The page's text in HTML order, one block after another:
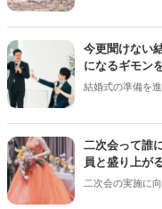
色々なことへの
クして準備を進
今更聞けない
になるギモン
結婚式の準備を
がある人は多い
ん。特に初めて
準で選べばいい
ンが尽きない部
「主賓の挨拶」
二次会って誰
員と盛り上が
二次会の実施に
のか」と悩まれ